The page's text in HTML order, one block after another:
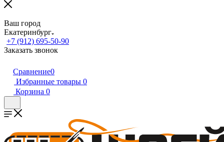
Ваш город
Екатеринбург
+7 (912) 695-50-90
Заказать звонок
Сравнение0
Избранные товары 0
Корзина 0